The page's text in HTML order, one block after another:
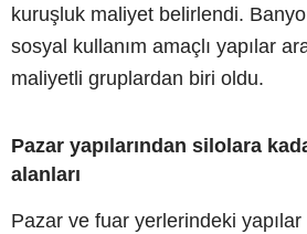
kuruşluk maliyet belirlendi.
sosyal kullanım amaçlı yapılar
maliyetli gruplardan biri oldu.
Pazar yapılarından silolara
alanları
Pazar ve fuar yerlerindeki yapılar